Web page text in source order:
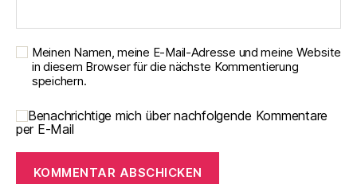
Meinen Namen, meine E-Mail-Adresse und meine Website
in diesem Browser für die nächste Kommentierung
speichern.
Benachrichtige mich über nachfolgende Kommentare
per E-Mail